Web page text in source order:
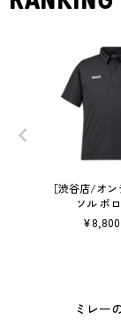
［渋谷店/オン
ソル ポ
¥8,800
ミレー